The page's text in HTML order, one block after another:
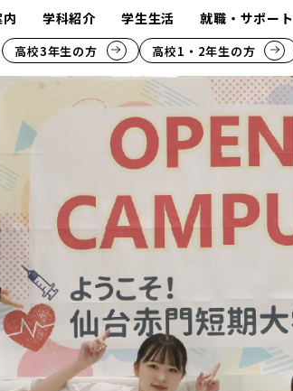
学科紹介 学生生活 就職・サポート
高校3年生の方 高校1・2年生の方